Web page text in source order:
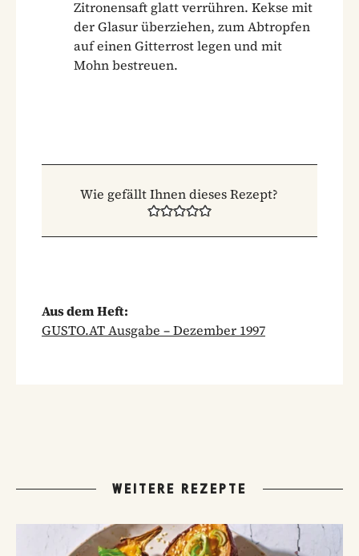
Zitronensaft glatt verrühren. Kekse mit
der Glasur überziehen, zum Abtropfen
auf einen Gitterrost legen und mit
Mohn bestreuen.
Wie gefällt Ihnen dieses Rezept?
Aus dem Heft:
GUSTO.AT Ausgabe – Dezember 1997
WEITERE REZEPTE